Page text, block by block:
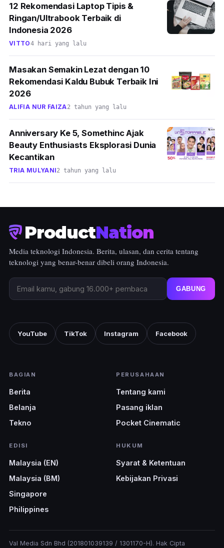
12 Rekomendasi Laptop Tipis &
Ringan/Ultrabook Terbaik di
Indonesia 2026
VITTO4 hari yang lalu
Masakan Semakin Lezat dengan 10
Rekomendasi Kaldu Bubuk Terbaik Ini
2026
ALIFIA NUR FAIZA2 tahun yang lalu
Anniversary Ke 5, Somethinc Ajak
Beauty Enthusiasts Eksplorasi Dunia
Kecantikan
TRIA MULYANI2 tahun yang lalu
ProductNation
Media teknologi Indonesia. Berita, ulasan, dan cerita tentang
teknologi yang benar-benar dibeli orang Indonesia.
GABUNG
YouTube TikTok Instagram Facebook
BAGIAN
Berita
Belanja
Tekno
PERUSAHAAN
Tentang kami
Pasang iklan
Pocket Cinematic
EDISI
Malaysia (EN)
Malaysia (BM)
Singapore
Philippines
HUKUM
Syarat & Ketentuan
Kebijakan Privasi
Val Media Sdn Bhd (201801039139 / 1301170-H). Hak Cipta